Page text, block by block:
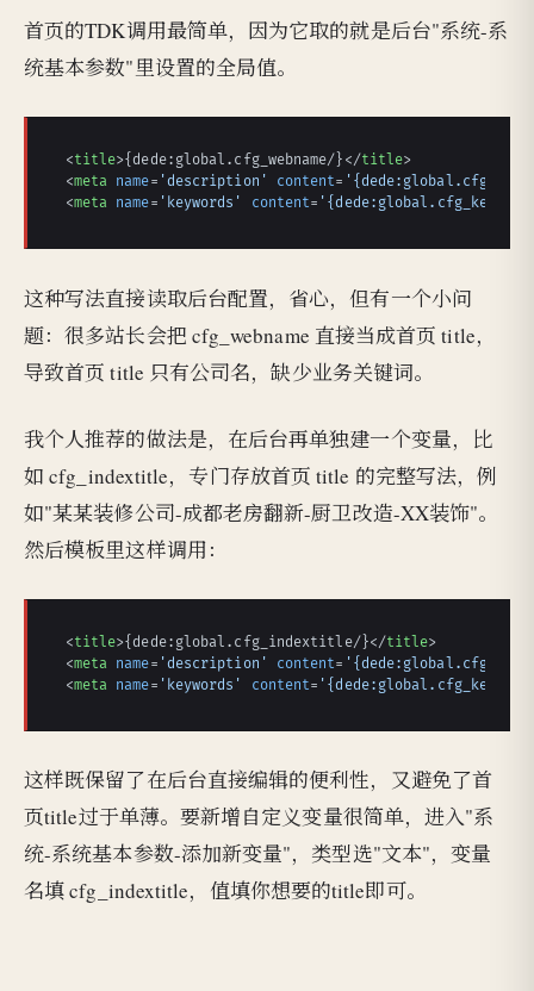
首页的TDK调用最简单，因为它取的就是后台"系统-系
统基本参数"里设置的全局值。
<title>{dede:global.cfg_webname/} </title>
<meta name= 'description' content=
<meta name= 'keywords' content=
这种写法直接读取后台配置，省心，但有一个小问
题：很多站长会把 cfg_webname 直接当成首页 title，
导致首页 title 只有公司名，缺少业务关键词。
我个人推荐的做法是，在后台再单独建一个变量，比
如 cfg_indextitle，专门存放首页 title 的完整写法，例
如"某某装修公司-成都老房翻新-厨卫改造-XX装饰"。
然后模板里这样调用：
<title>{dede:global.cfg_indextitle/}</title>
<meta name= 'description' content=
<meta name= 'keywords' content=
这样既保留了在后台直接编辑的便利性，又避免了首
页title过于单薄。要新增自定义变量很简单，进入"系
统-系统基本参数-添加新变量"，类型选"文本"，变量
名填 cfg_indextitle，值填你想要的title即可。